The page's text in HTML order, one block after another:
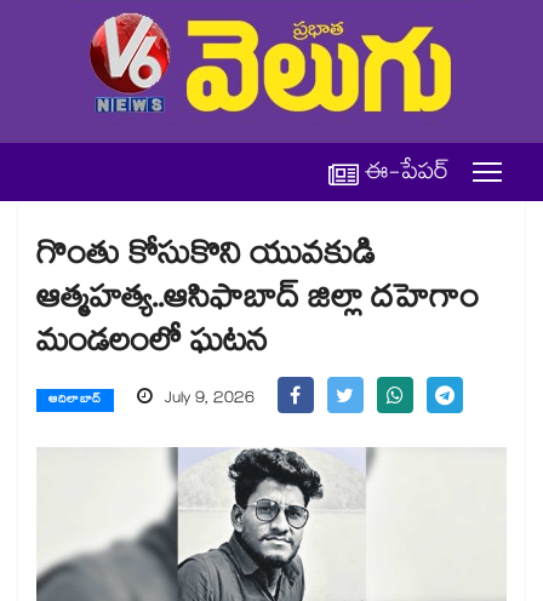
ఈ-పేపర్
గొంతు కోసుకొని యువకుడి
ఆత్మహత్య..ఆసిఫాబాద్ జిల్లా దహెగాం
మండలంలో ఘటన
ఆదిలాబాద్ July 9, 2026